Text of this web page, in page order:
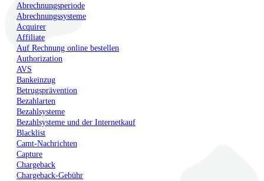
Abrechnungsperiode
Abrechnungssysteme
Acquirer
Affiliate
Auf Rechnung online bestellen
Authorization
AVS
Bankeinzug
Betrugsprävention
Bezahlarten
Bezahlsysteme
Bezahlsysteme und der Internetkauf
Blacklist
Camt-Nachrichten
Capture
Chargeback
Chargeback-Gebühr